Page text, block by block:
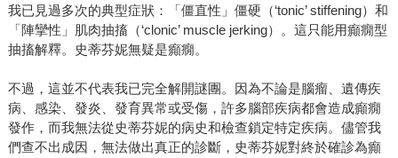
我已見過多次的典型症狀：「僵直性」僵硬（‘tonic’ stiffening）和
「陣攣性」肌肉抽搐（‘clonic’ muscle jerking）。這只能用癲癇型
抽搐解釋。史蒂芬妮無疑是癲癇。
不過，這並不代表我已完全解開謎團。因為不論是腦瘤、遺傳疾
病、感染、發炎、發育異常或受傷，許多腦部疾病都會造成癲癇
發作，而我無法從史蒂芬妮的病史和檢查鎖定特定疾病。儘管我
們查不出成因，無法做出真正的診斷，史蒂芬妮對終於確診為癲